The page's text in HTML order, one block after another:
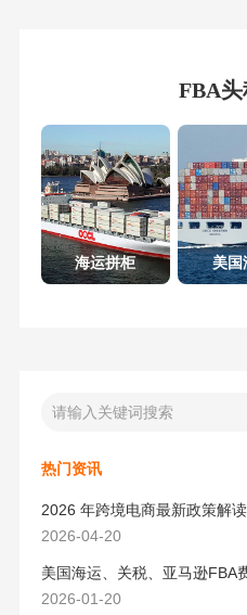
FBA
海运拼柜 美国
热门资讯
2026-04-20
2026-01-20